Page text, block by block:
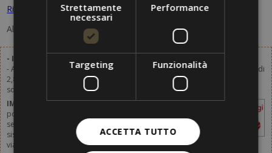
Ritorni alle offerte
Al momento non ci sono offerte disponibili.
- Imposta di soggiorno esclusa.
- Ai prezzi indicati da qualsiasi listino, va aggiunta l'imposta di soggiorno di
2,80 € a persona e giorno (a partire dai 14 anni). Dal 1.1.2024 l’imposta di
soggiorno sarà aumentata. Dettagli a breve.
IMPORTANTE- L'imposta è da pagare sul
posto e non è inclusa nei listini prezzi
segnalati da qualsiasi sito di prenotazione,
sistema di prenotazione online, agenzia
viaggi o qualsivoglia intermediario.
Strettamente
necessari
Performance
Targeting Funzionalità
ACCETTA TUTTO